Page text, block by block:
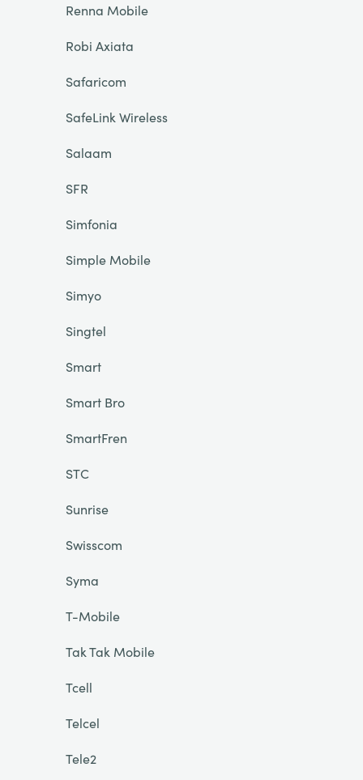
Renna Mobile
Robi Axiata
Safaricom
SafeLink Wireless
Salaam
SFR
Simfonia
Simple Mobile
Simyo
Singtel
Smart
Smart Bro
SmartFren
STC
Sunrise
Swisscom
Syma
T-Mobile
Tak Tak Mobile
Tcell
Telcel
Tele2